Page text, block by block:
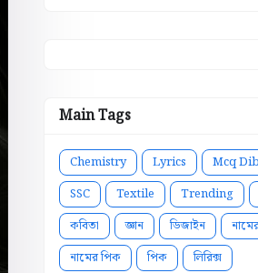
Main Tags
Chemistry Lyrics
Mcq
SSC
Textile Trending
কবিতা
জ্ঞান ডিজাইন
নামের পিক
পিক
লিরিক্স